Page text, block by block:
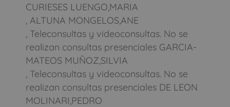
CURIESES LUENGO,MARIA
, ALTUNA MONGELOS,ANE
, Teleconsultas y videoconsultas. No se
realizan consultas presenciales GARCIA-
MATEOS MUÑOZ,SILVIA
, Teleconsultas y videoconsultas. No se
realizan consultas presenciales DE LEON
MOLINARI,PEDRO